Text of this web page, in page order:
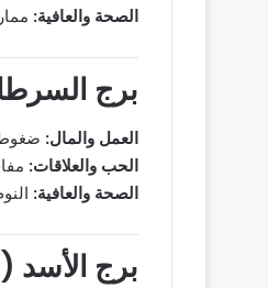
الصحة والعافية:
برج السرطان (21 يونيو
العمل والمال: ضغوط
الحب والعلاقات:
الصحة والعافية:
برج الأسد (23 يوليو – 22 أغسطس)